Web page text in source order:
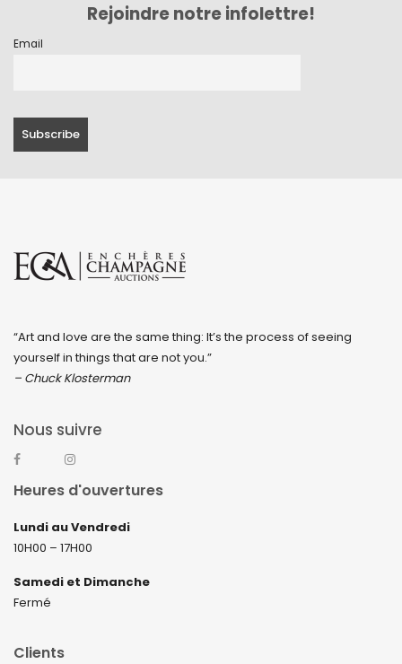
Rejoindre notre infolettre!
Email
“Art and love are the same thing: It’s the process of seeing
yourself in things that are not you.”
– Chuck Klosterman
Nous suivre
Heures d'ouvertures
Lundi au Vendredi
10H00 – 17H00
Samedi et Dimanche
Fermé
Clients